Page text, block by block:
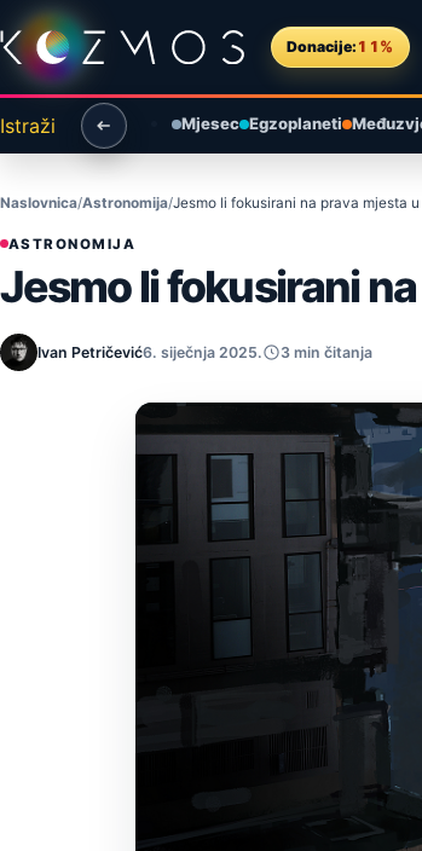
Preskoči na sadržaj
Donacije: 11%
Istraži Mjesec Egzoplaneti
Naslovnica Astronomija Jesmo li fokusirani na prava mjesta
ASTRONOMIJA
Jesmo li fokusirani
Ivan Petričević6. siječnja 2025. 3 min čitanja